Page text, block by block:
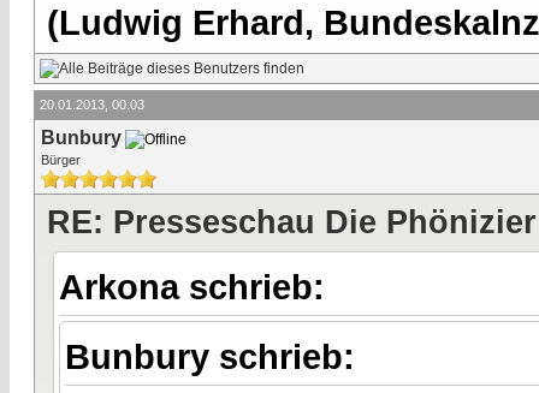
(Ludwig Erhard,
20.01.2013, 00:03
Bunbury
Bürger
RE: Presseschau Die
Arkona schrieb:
Bunbury schrieb: